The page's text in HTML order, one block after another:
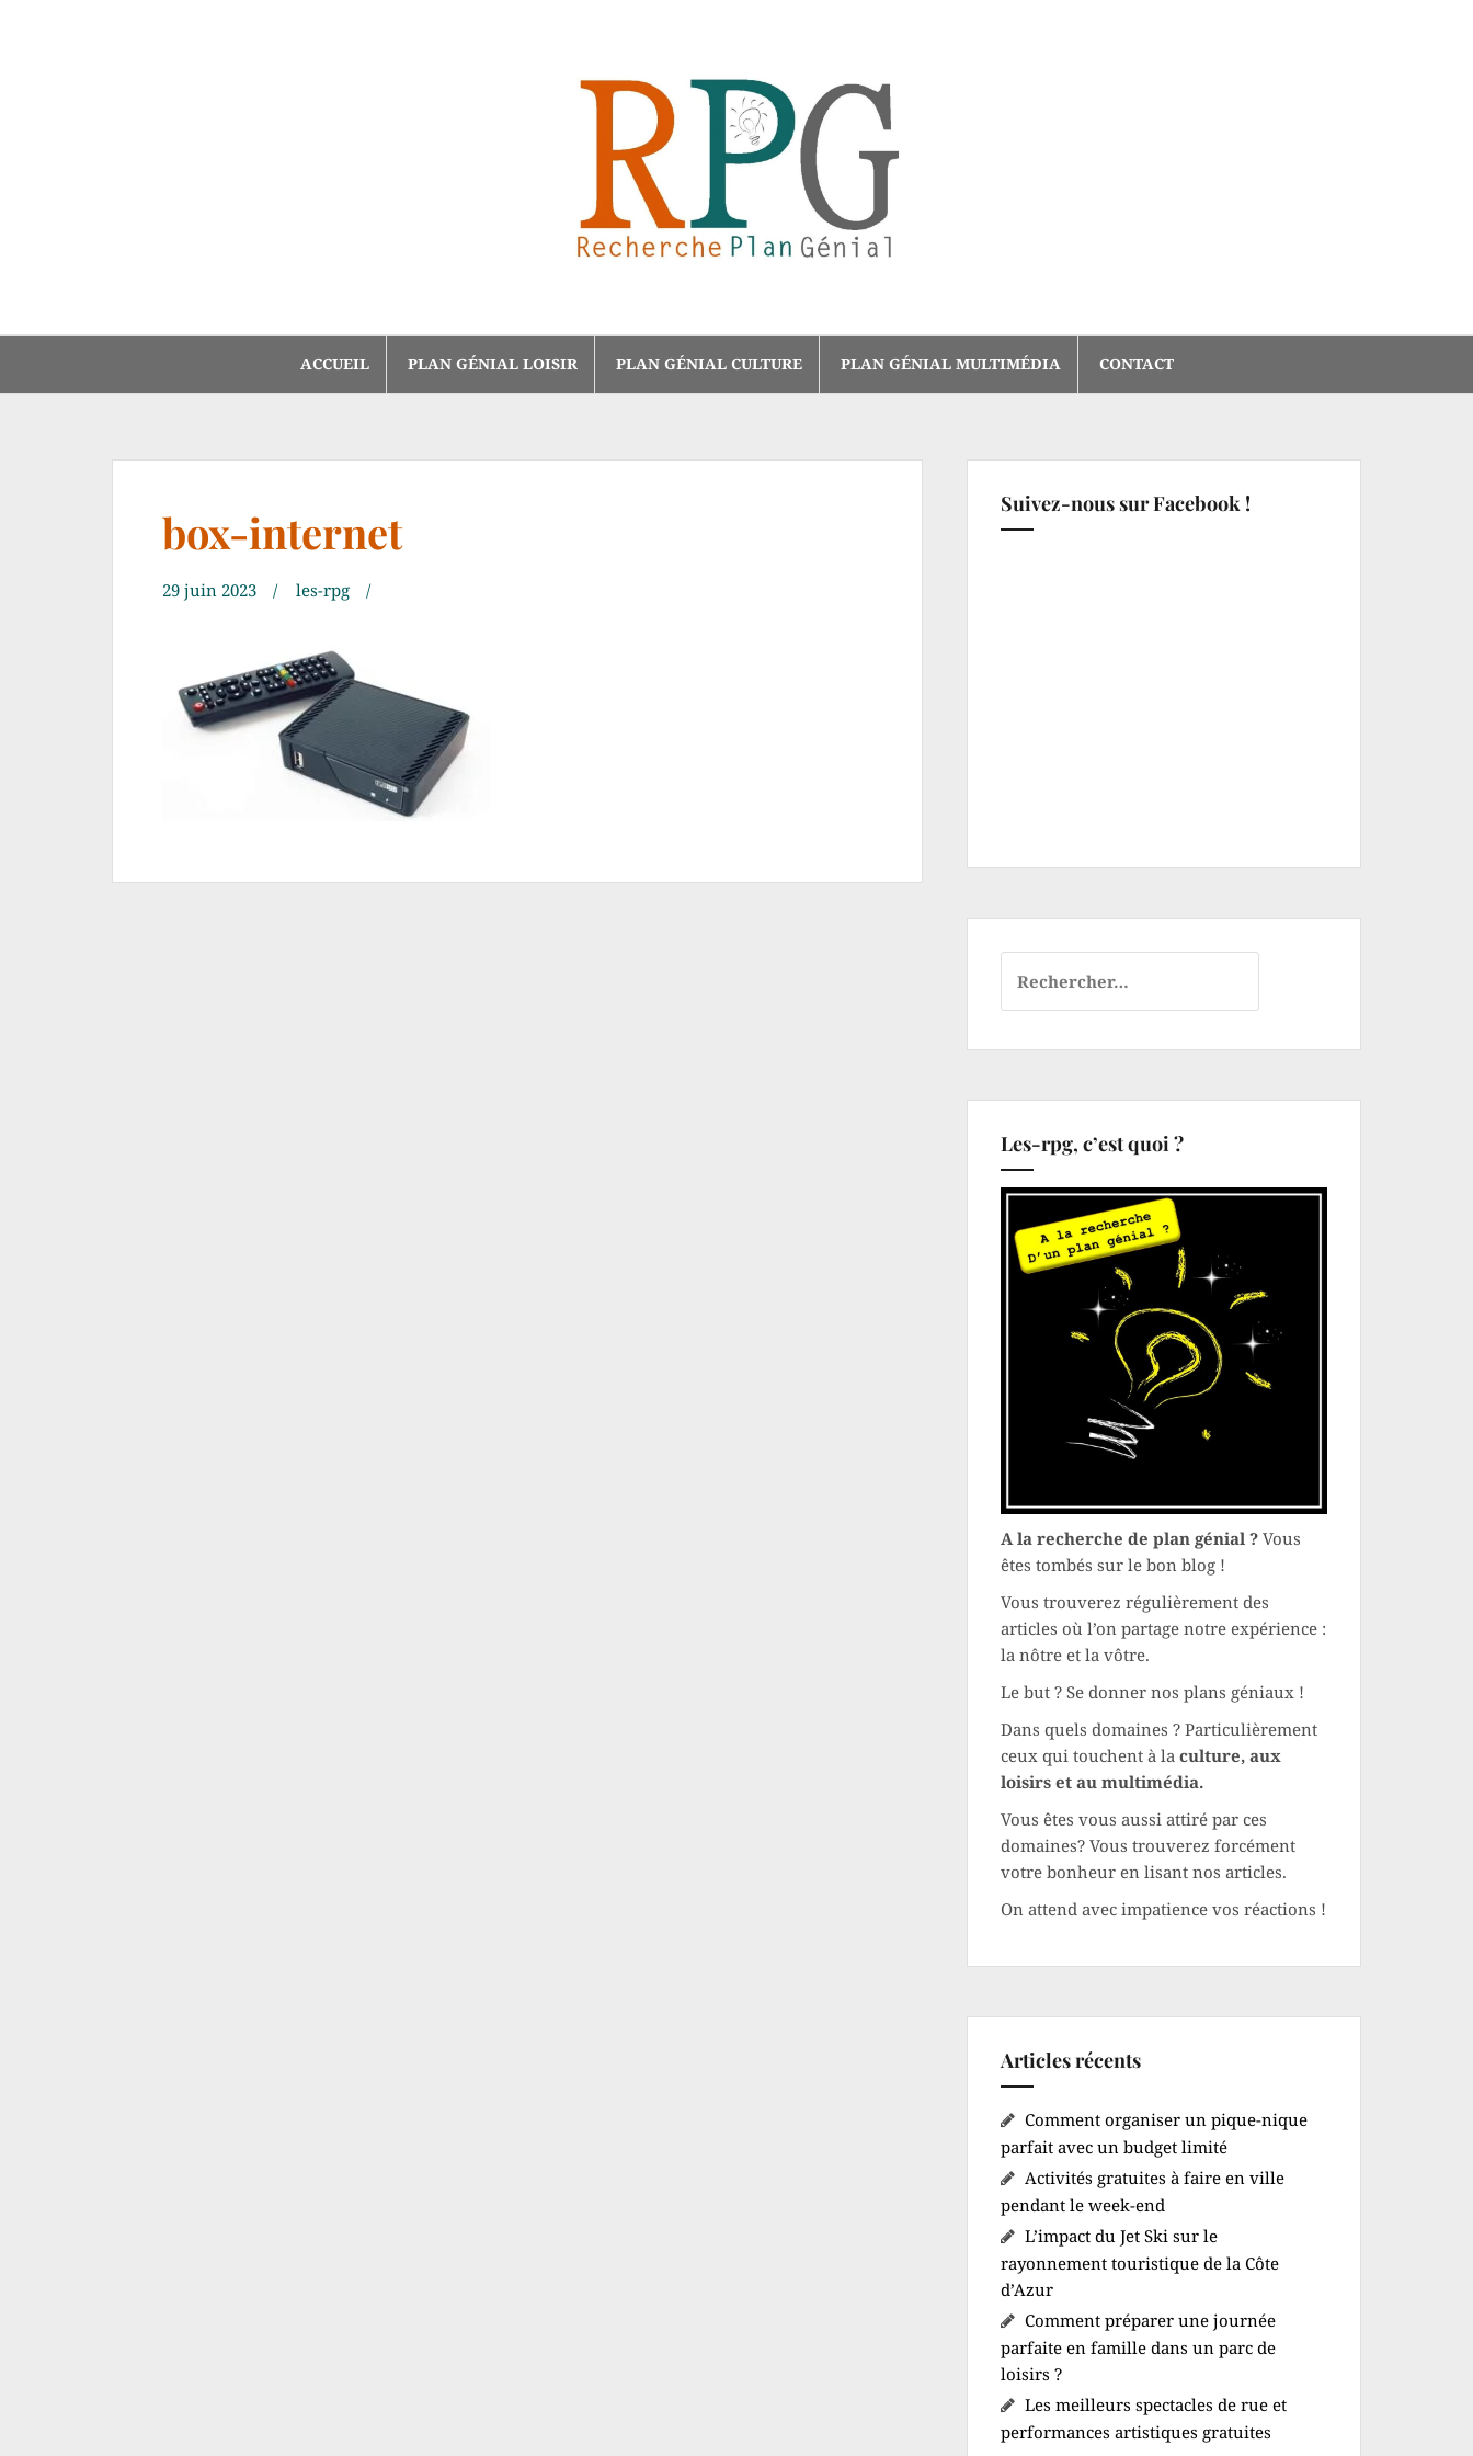
ACCUEIL PLAN GÉNIAL LOISIR PLAN GÉNIAL CULTURE PLAN GÉNIAL MULTIMÉDIA CONTACT
box-internet
29 juin 2023 les-rpg
Suivez-nous sur Facebook !
Les-rpg, c’est quoi ?
A la recherche de plan génial ? Vous
êtes tombés sur le bon blog !
Vous trouverez régulièrement des
articles où l’on partage notre expérience :
la nôtre et la vôtre.
Le but ? Se donner nos plans géniaux !
Dans quels domaines ? Particulièrement
ceux qui touchent à la culture, aux
loisirs et au multimédia.
Vous êtes vous aussi attiré par ces
domaines? Vous trouverez forcément
votre bonheur en lisant nos articles.
On attend avec impatience vos réactions !
Articles récents
Comment organiser un pique-nique
parfait avec un budget limité
Activités gratuites à faire en ville
pendant le week-end
L’impact du Jet Ski sur le
rayonnement touristique de la Côte
d’Azur
Comment préparer une journée
parfaite en famille dans un parc de
loisirs ?
Les meilleurs spectacles de rue et
performances artistiques gratuites